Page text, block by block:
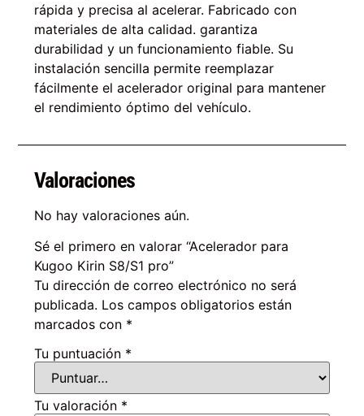
rápida y precisa al acelerar. Fabricado con
materiales de alta calidad. garantiza
durabilidad y un funcionamiento fiable. Su
instalación sencilla permite reemplazar
fácilmente el acelerador original para mantener
el rendimiento óptimo del vehículo.
Valoraciones
No hay valoraciones aún.
Sé el primero en valorar “Acelerador para
Kugoo Kirin S8/S1 pro”
Tu dirección de correo electrónico no será
publicada. Los campos obligatorios están
marcados con *
Tu puntuación *
Tu valoración *